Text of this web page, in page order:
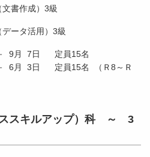
書作成）3級
ータ活用）3級
9月 7日 定員15名
6月 3日 定員15名 （Ｒ8～Ｒ
ススキルアップ）科 ～ 3